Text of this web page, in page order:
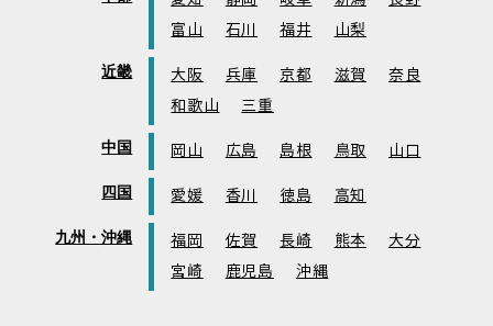
富山
石川 福井 山梨
近畿 大阪 兵庫 京都 滋賀
奈良
和歌山
三重
中国 岡山 広島 島根 鳥取 山口
四国 愛媛 香川 徳島 高知
九州・沖縄 福岡 佐賀 長崎 熊本
大分
宮崎
鹿児島 沖縄